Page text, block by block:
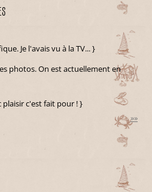
Je l'avais vu à la TV... }
photos. On est actuellement en
plaisir c'est fait pour ! }
»»